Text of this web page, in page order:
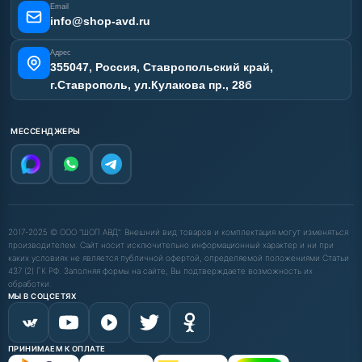
Email
info@shop-avd.ru
Адрес
355047, Россия, Ставропольский край,
г.Ставрополь, ул.Кулакова пр., 28б
МЕССЕНДЖЕРЫ
2017-2025 © ООО "ШОП АВД". Внешний вид товаров и комплектация могут изменяться
производителем. Сайт носит исключительно информационный характер и ни при
каких условиях не является публичной офертой, определяемой положениями Статьи
437 (2) ГК РФ. Заполняя формы на сайте, Вы подтверждаете возможность их
обработки.
МЫ В СОЦСЕТЯХ
ПРИНИМАЕМ К ОПЛАТЕ